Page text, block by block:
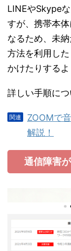
LINEやSkype
すが、携帯本
なるため、未
方法を利用し
かけたりするよ
詳しい手順に
ZOOMで
解説！
通信障害